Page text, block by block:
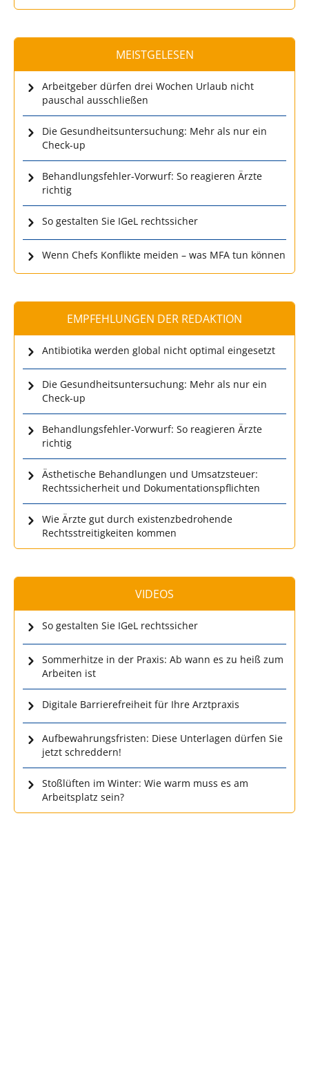
MEISTGELESEN
Arbeitgeber dürfen drei Wochen Urlaub nicht
pauschal ausschließen
Die Gesundheitsuntersuchung: Mehr als nur ein
Check-up
Behandlungsfehler-Vorwurf: So reagieren Ärzte
richtig
So gestalten Sie IGeL rechtssicher
Wenn Chefs Konflikte meiden – was MFA tun können
EMPFEHLUNGEN DER REDAKTION
Antibiotika werden global nicht optimal eingesetzt
Die Gesundheitsuntersuchung: Mehr als nur ein
Check-up
Behandlungsfehler-Vorwurf: So reagieren Ärzte
richtig
Ästhetische Behandlungen und Umsatzsteuer:
Rechtssicherheit und Dokumentationspflichten
Wie Ärzte gut durch existenzbedrohende
Rechtsstreitigkeiten kommen
VIDEOS
So gestalten Sie IGeL rechtssicher
Sommerhitze in der Praxis: Ab wann es zu heiß zum
Arbeiten ist
Digitale Barrierefreiheit für Ihre Arztpraxis
Aufbewahrungsfristen: Diese Unterlagen dürfen Sie
jetzt schreddern!
Stoßlüften im Winter: Wie warm muss es am
Arbeitsplatz sein?